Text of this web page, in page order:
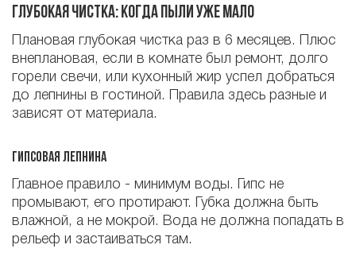
Глубокая чистка: когда пыли уже мало
Плановая глубокая чистка раз в 6 месяцев. Плюс
внеплановая, если в комнате был ремонт, долго
горели свечи, или кухонный жир успел добраться
до лепнины в гостиной. Правила здесь разные и
зависят от материала.
Гипсовая лепнина
Главное правило - минимум воды. Гипс не
промывают, его протирают. Губка должна быть
влажной, а не мокрой. Вода не должна попадать в
рельеф и застаиваться там.